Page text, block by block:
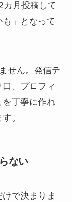
カ月投稿して
」となって
せん。発信テ
、プロフィ
を丁寧に作れ
。
ない
で決まりま